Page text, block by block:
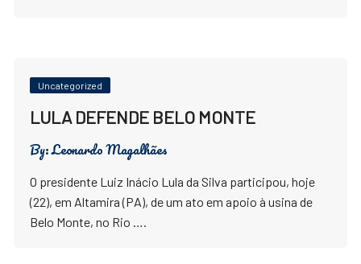
Uncategorized
LULA DEFENDE BELO MONTE
By:Leonardo Magalhães
O presidente Luiz Inácio Lula da Silva participou, hoje
(22), em Altamira (PA), de um ato em apoio à usina de
Belo Monte, no Rio ….